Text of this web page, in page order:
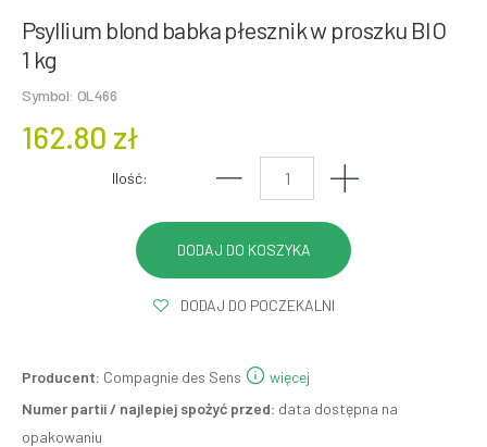
Psyllium blond babka płesznik w proszku BIO
1 kg
Symbol: OL466
162.80 zł
Ilość:
DODAJ DO POCZEKALNI
Producent: Compagnie des Sens
więcej
Numer partii / najlepiej spożyć przed: data dostępna na
opakowaniu